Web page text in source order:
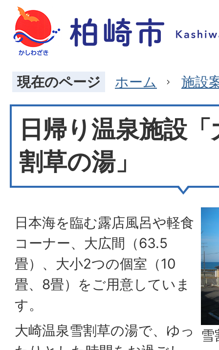
現在のページ ホーム 施設
日帰り温泉施設
割草の湯」
雪
日本海を臨む露店風呂や軽食
コーナー、大広間（63.5
畳）、大小2つの個室（10
畳、8畳）をご用意していま
す。
大崎温泉雪割草の湯で、ゆっ